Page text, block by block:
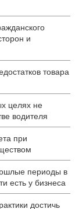
и
товара
целях не
водителя
при
периоды в
есть у бизнеса
достичь